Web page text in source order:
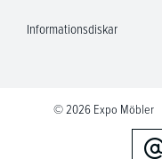
Informationsdiskar
© 2026 Expo Möbler